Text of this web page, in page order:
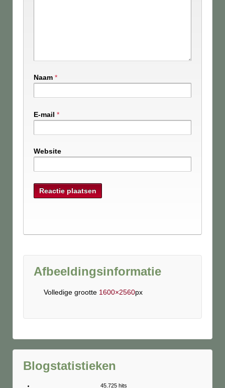
Naam *
E-mail *
Website
Afbeeldingsinformatie
Volledige grootte 1600×2560px
Blogstatistieken
45.725 hits